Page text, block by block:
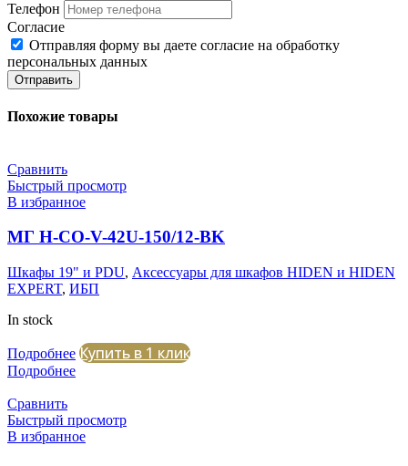
Телефон
Согласие
Отправляя форму вы даете согласие на обработку
персональных данных
Отправить
Похожие товары
Сравнить
Быстрый просмотр
В избранное
МГ H-CO-V-42U-150/12-BK
Шкафы 19" и PDU, Аксессуары для шкафов HIDEN и HIDEN
EXPERT, ИБП
In stock
Подробнее Купить в 1 клик
Подробнее
Сравнить
Быстрый просмотр
В избранное